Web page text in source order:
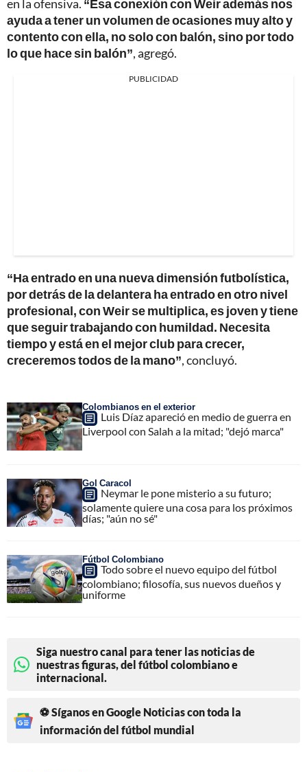
en la ofensiva. “Esa conexión con Weir además nos
ayuda a tener un volumen de ocasiones muy alto y
contento con ella, no solo con balón, sino por todo
lo que hace sin balón”, agregó.
PUBLICIDAD
“Ha entrado en una nueva dimensión futbolística,
por detrás de la delantera ha entrado en otro nivel
profesional, con Weir se multiplica, es joven y tiene
que seguir trabajando con humildad. Necesita
tiempo y está en el mejor club para crecer,
creceremos todos de la mano”, concluyó.
Colombianos en el exterior
Luis Díaz apareció en medio de guerra en
Liverpool con Salah a la mitad; "dejó marca"
Gol Caracol
Neymar le pone misterio a su futuro;
solamente quiere una cosa para los próximos
días; "aún no sé"
Fútbol Colombiano
Todo sobre el nuevo equipo del fútbol
colombiano; filosofía, sus nuevos dueños y
uniforme
Siga nuestro canal para tener las noticias de
nuestras figuras, del fútbol colombiano e
internacional.
⚽ Síganos en Google Noticias con toda la
información del fútbol mundial